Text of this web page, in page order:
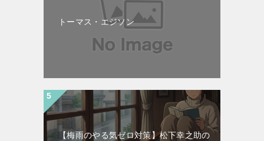
トーマス・エジソン
【梅雨のやる気ゼロ対策】松下幸之助の